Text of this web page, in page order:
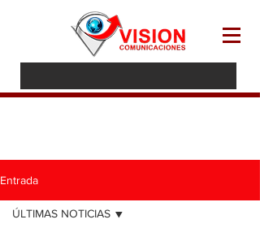
Entrada
ÚLTIMAS NOTICIAS